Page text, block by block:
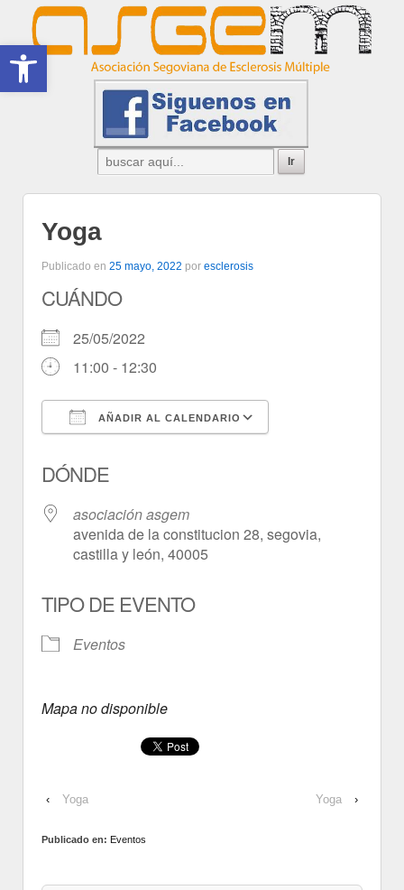
Abrir barra de herramientas
Yoga
Publicado en 25 mayo, 2022 por esclerosis
CUÁNDO
25/05/2022
11:00 - 12:30
AÑADIR AL CALENDARIO
DÓNDE
asociación asgem
avenida de la constitucion 28, segovia,
castilla y león, 40005
TIPO DE EVENTO
Eventos
Mapa no disponible
‹ Yoga Yoga ›
Publicado en: Eventos